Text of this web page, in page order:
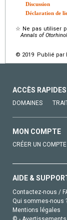
Discussion
Déclaration de
☆ Ne pas utiliser
Annals of
© 2019 Publié par
ACCÈS RAPIDES
DOMAINES
MON COMPTE
CRÉER UN COMPTE
AIDE &
Contactez-nous /
Qui sommes-nous
Mentions légales